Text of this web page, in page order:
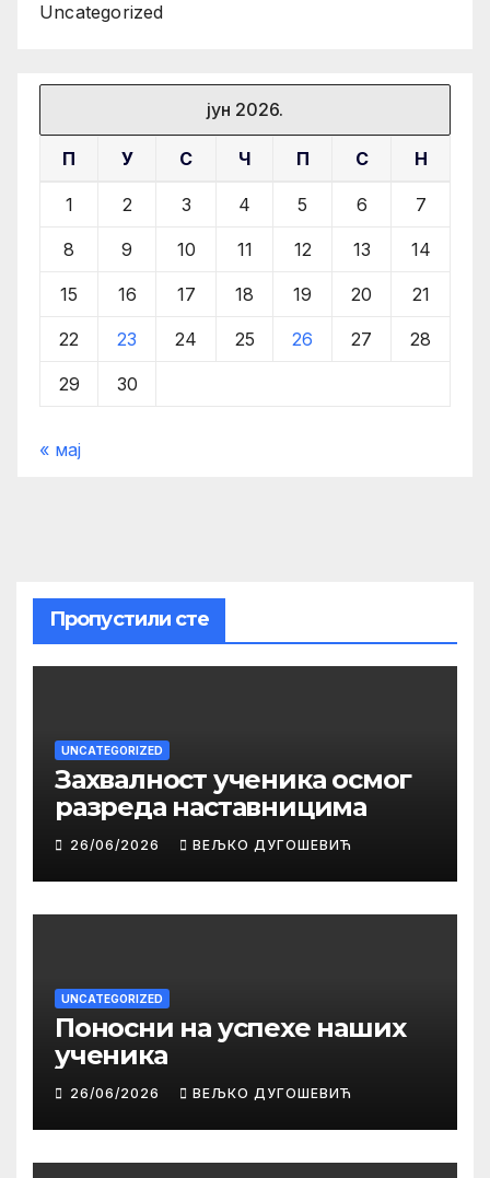
Uncategorized
јун 2026.
П У С Ч П С Н
1 2 3 4 5 6 7
8 9 10 11 12 13 14
15 16 17 18 19 20 21
22 23 24 25 26 27 28
29 30
« мај
Пропустили сте
UNCATEGORIZED
Захвалност ученика осмог
разреда наставницима
26/06/2026 ВЕЉКО ДУГОШЕВИЋ
UNCATEGORIZED
Поносни на успехе наших
ученика
26/06/2026 ВЕЉКО ДУГОШЕВИЋ